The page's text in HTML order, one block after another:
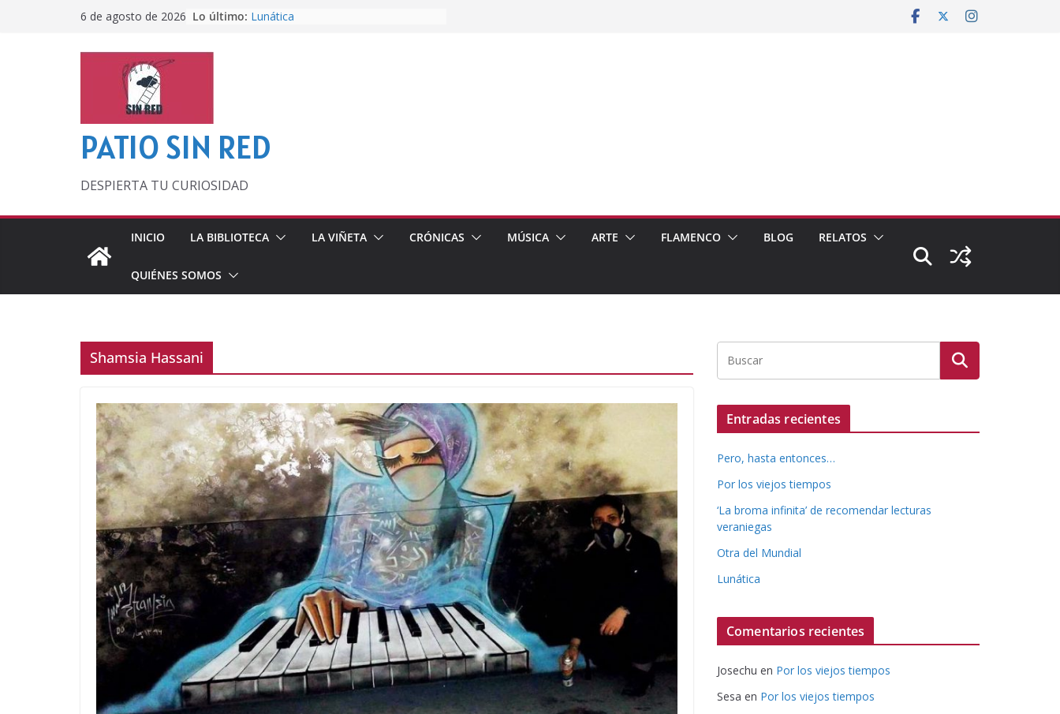
6 de agosto de 2026 Lo último: Lunática
PATIO SIN RED
DESPIERTA TU CURIOSIDAD
INICIO LA BIBLIOTECA LA VIÑETA CRÓNICAS MÚSICA ARTE FLAMENCO BLOG RELATOS
QUIÉNES SOMOS
Shamsia Hassani
Entradas recientes
Pero, hasta entonces…
Por los viejos tiempos
‘La broma infinita’ de recomendar lecturas
veraniegas
Otra del Mundial
Lunática
Comentarios recientes
Josechu en Por los viejos tiempos
Sesa en Por los viejos tiempos